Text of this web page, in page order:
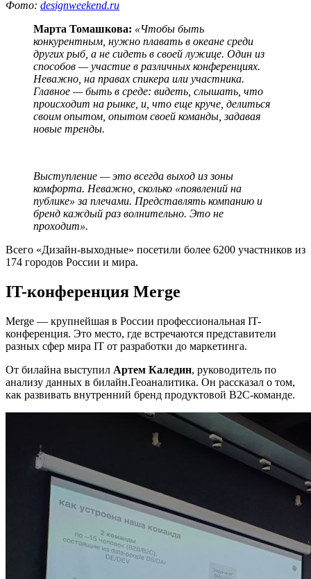
Фото: designweekend.ru
Марта Томашкова: «Чтобы быть
конкурентным, нужно плавать в океане среди
других рыб, а не сидеть в своей лужице. Один из
способов — участие в различных конференциях.
Неважно, на правах спикера или участника.
Главное — быть в среде: видеть, слышать, что
происходит на рынке, и, что еще круче, делиться
своим опытом, опытом своей команды, задавая
новые тренды.
Выступление — это всегда выход из зоны
комфорта. Неважно, сколько «появлений на
публике» за плечами. Представлять компанию и
бренд каждый раз волнительно. Это не
проходит».
Всего «Дизайн-выходные» посетили более 6200 участников из
174 городов России и мира.
IT-конференция Merge
Merge — крупнейшая в России профессиональная IT-
конференция. Это место, где встречаются представители
разных сфер мира IT от разработки до маркетинга.
От билайна выступил Артем Каледин, руководитель по
анализу данных в билайн.Геоаналитика. Он рассказал о том,
как развивать внутренний бренд продуктовой B2C-команде.